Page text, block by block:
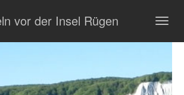
vor der Insel Rügen